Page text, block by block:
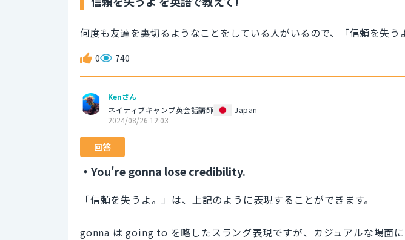
何度も友達を裏切るようなことをしている人がいるので、「信頼を失う
0 740
Kenさん
ネイティブキャンプ英会話講師
Japan
2024/08/26 12:03
回答
・You're gonna lose credibility.
「信頼を失うよ。」は、上記のように表現することができます。
gonna は going to を略したスラング表現ですが、カジュアルな場面に